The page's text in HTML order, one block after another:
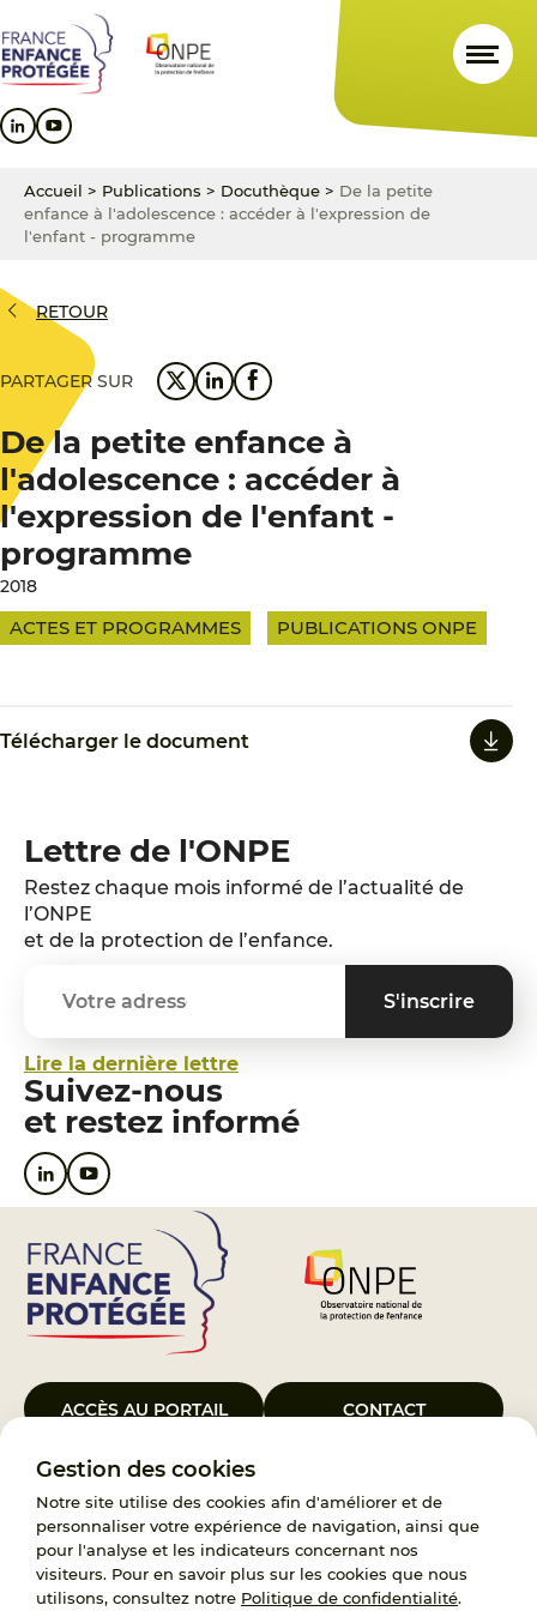
Gestion des cookies
Notre site utilise des cookies afin d'améliorer et de
personnaliser votre expérience de navigation, ainsi que
pour l'analyse et les indicateurs concernant nos
visiteurs. Pour en savoir plus sur les cookies que nous
utilisons, consultez notre Politique de confidentialité.
au
contenu
principal
au
menu
principal
au
pied
de
Accueil > Publications > Docuthèque > De la petite
enfance à l'adolescence : accéder à l'expression de
l'enfant - programme
RETOUR
PARTAGER SUR
De la petite enfance à
l'adolescence : accéder à
l'expression de l'enfant -
programme
2018
ACTES ET PROGRAMMES PUBLICATIONS ONPE
Télécharger le document
Lettre de l'ONPE
Restez chaque mois informé de l’actualité de
l’ONPE
et de la protection de l’enfance.
Lire la dernière lettre
Suivez-nous
et restez informé
ACCÈS AU PORTAIL CONTACT
Le Groupement d’Intérêt Public France Enfance Protégée, créé le 5
janvier 2023, a pour objet d’assurer les missions de service public du
119, d’accompagnement des adoptants et de traitement des
demandes d’accès aux origines personnelles. France Enfance
Protégée est également un observatoire et une ressource pour
l’ensemble des professionnels, ainsi qu’un appui à l’élaboration de la